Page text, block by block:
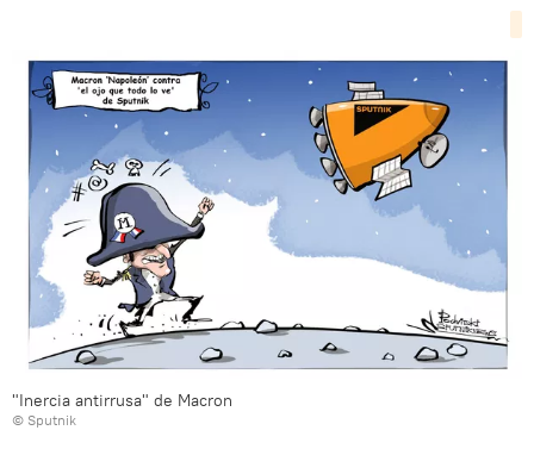
"Inercia antirrusa" de Macron
© Sputnik